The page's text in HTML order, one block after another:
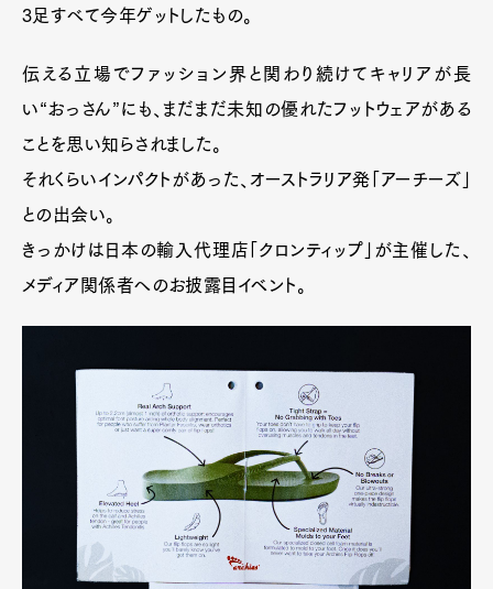
3足すべて今年ゲットしたもの。
伝える立場でファッション界と関わり続けてキャリアが長
い“おっさん”にも、まだまだ未知の優れたフットウェアがある
ことを思い知らされました。
それくらいインパクトがあった、オーストラリア発「アーチーズ」
との出会い。
きっかけは日本の輸入代理店「クロンティップ」が主催した、
メディア関係者へのお披露目イベント。